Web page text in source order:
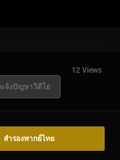
12 Views
แจ้งปัญหาวีดีโอ
สำรองพากย์ไทย